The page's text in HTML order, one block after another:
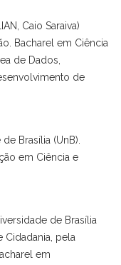
Caio Saraiva)
Bacharel em Ciência
de Dados,
de
Brasília (UnB).
em Ciência e
de Brasília
Cidadania, pela
em